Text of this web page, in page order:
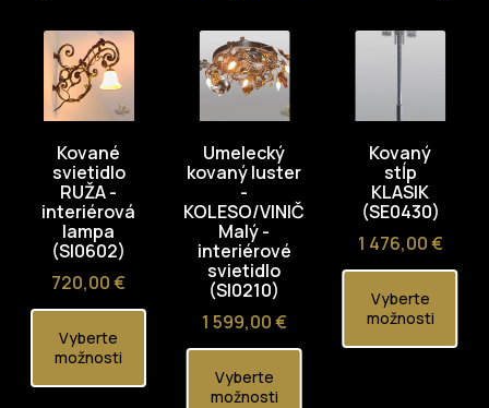
Kované
svietidlo
RUŽA -
interiérová
lampa
(SI0602)
Cena
720,00 €
Vyberte
možnosti
Umelecký
kovaný luster
-
KOLESO/VINIČ
Malý -
interiérové
svietidlo
(SI0210)
Cena
1 599,00 €
Vyberte
možnosti
Kovaný
stĺp
KLASIK
(SE0430)
Cena
1 476,00 €
Vyberte
možnosti